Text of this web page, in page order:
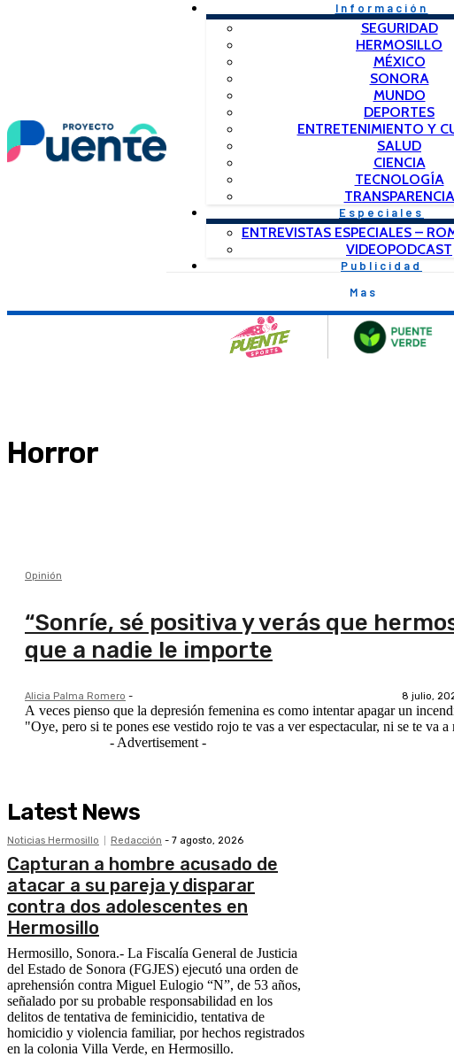
Información
SEGURIDAD
HERMOSILLO
MÉXICO
SONORA
MUNDO
DEPORTES
ENTRETENIMIENTO Y
SALUD
CIENCIA
TECNOLOGÍA
TRANSPARENCIA
Especiales
ENTREVISTAS ESPECIALES –
VIDEOPODCAST
Publicidad
Mas
Horror
Opinión
“Sonríe, sé positiva y verás que
que a nadie le importe
Alicia Palma Romero - 8 julio,
A veces pienso que la depresión femenina es como intentar apagar un
"Oye, pero si te pones ese vestido rojo te vas a ver espectacular, ni se te va
- Advertisement -
Latest News
Noticias Hermosillo Redacción - 7 agosto, 2026
Capturan a hombre acusado de
atacar a su pareja y disparar
contra dos adolescentes en
Hermosillo
Hermosillo, Sonora.- La Fiscalía General de Justicia
del Estado de Sonora (FGJES) ejecutó una orden de
aprehensión contra Miguel Eulogio “N”, de 53 años,
señalado por su probable responsabilidad en los
delitos de tentativa de feminicidio, tentativa de
homicidio y violencia familiar, por hechos registrados
en la colonia Villa Verde, en Hermosillo.